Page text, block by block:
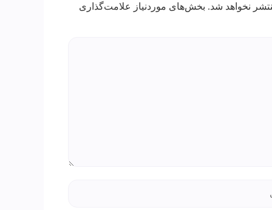
نخواهد شد. بخش‌های موردنیاز علامت‌گذاری